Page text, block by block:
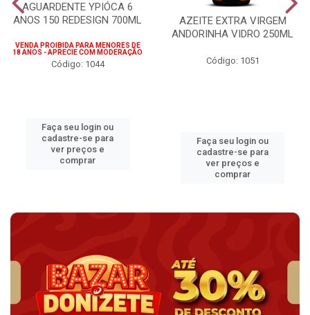
AGUARDENTE YPIÓCA 6
ANOS 150 REDESIGN 700ML
VENDA PROIBIDA PARA MENORES DE
18 ANOS - APRECIE COM MODERAÇÃO
Código: 1044
Faça seu login ou
cadastre-se para
ver preços e
comprar
AZEITE EXTRA VIRGEM
ANDORINHA VIDRO 250ML
Código: 1051
Faça seu login ou
cadastre-se para
ver preços e
comprar